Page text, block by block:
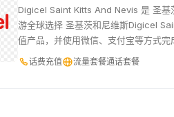
Digicel Saint Kitts And Nevis 是 圣基
游全球选择 圣基茨和尼维斯Digicel
值产品，并使用微信、支付宝等方式完
话费充值 流量套餐通话套餐